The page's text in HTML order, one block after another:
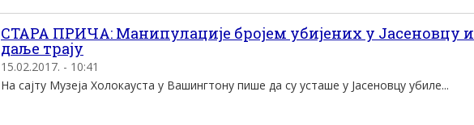
СТАРА ПРИЧА: Манипулације бројем убијених у Јасеновцу и
даље трају
15.02.2017. - 10:41
На сајту Музеја Холокауста у Вашингтону пише да су усташе у Јасеновцу убиле...